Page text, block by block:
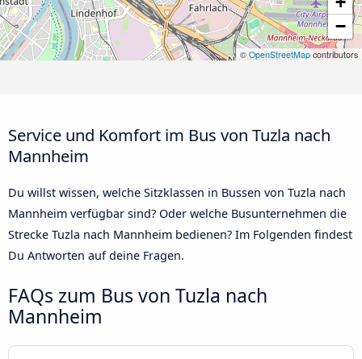
−
©OpenStreetMapcontributors
Service und Komfort im Bus von Tuzla nach
Mannheim
Du willst wissen, welche Sitzklassen in Bussen von Tuzla nach
Mannheim verfügbar sind? Oder welche Busunternehmen die
Strecke Tuzla nach Mannheim bedienen? Im Folgenden findest
Du Antworten auf deine Fragen.
FAQs zum Bus von Tuzla nach
Mannheim